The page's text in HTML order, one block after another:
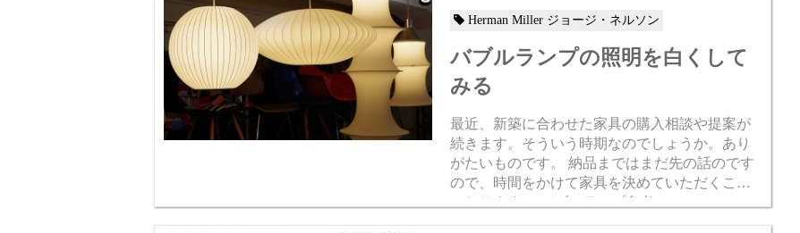
Herman Miller ジョージ・ネルソン
バブルランプの照明を白くして
みる
最近、新築に合わせた家具の購入相談や提案が
続きます。そういう時期なのでしょうか。あり
がたいものです。 納品まではまだ先の話のです
ので、時間をかけて家具を決めていただくこと
になります。 バブルランプ参考 http://royal-furnitu
re.co.jp/produ...